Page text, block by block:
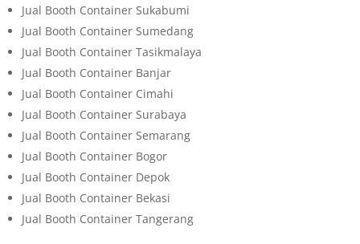
Jual Booth Container Sukabumi
Jual Booth Container Sumedang
Jual Booth Container Tasikmalaya
Jual Booth Container Banjar
Jual Booth Container Cimahi
Jual Booth Container Surabaya
Jual Booth Container Semarang
Jual Booth Container Bogor
Jual Booth Container Depok
Jual Booth Container Bekasi
Jual Booth Container Tangerang